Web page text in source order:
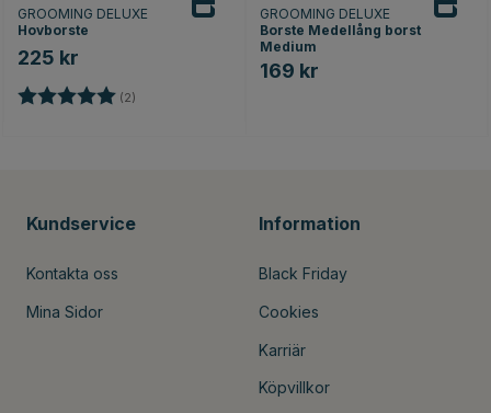
GROOMING DELUXE
Hovborste
225 kr
Betyg: (2)
GROOMING DELUXE
Borste Medellång borst
Medium
169 kr
Kundservice
Kontakta oss
Mina Sidor
Information
Black Friday
Cookies
Karriär
Köpvillkor